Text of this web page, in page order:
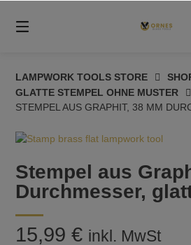
zum
Inhalt
LAMPWORK TOOLS STORE
GLATTE STEMPEL OHNE MUSTER
STEMPEL AUS GRAPHIT, 38 MM
Stempel aus
Durchmesser,
15,99€ inkl. MwSt